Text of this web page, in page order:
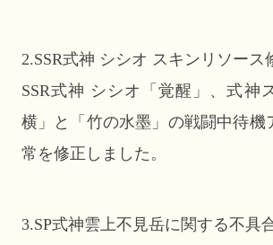
2.SSR式神 シシオ スキンリソース
SSR式神 シシオ「覚醒」、式神
横」と「竹の水墨」の戦闘中待機
常を修正しました。
3.SP式神雲上不見岳に関する不具